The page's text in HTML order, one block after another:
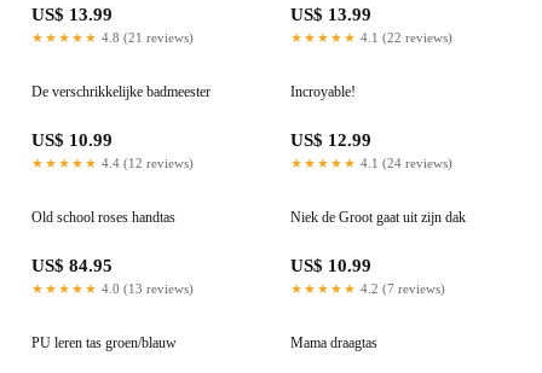
US$ 13.99
★★★★★ 4.8 (21 reviews)
US$ 13.99
★★★★★ 4.1 (22 reviews)
De verschrikkelijke badmeester
US$ 10.99
★★★★★ 4.4 (12 reviews)
Incroyable!
US$ 12.99
★★★★★ 4.1 (24 reviews)
Old school roses handtas
US$ 84.95
★★★★★ 4.0 (13 reviews)
Niek de Groot gaat uit zijn dak
US$ 10.99
★★★★★ 4.2 (7 reviews)
PU leren tas groen/blauw Mama draagtas